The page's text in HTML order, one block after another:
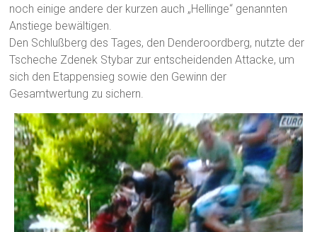
noch einige andere der kurzen auch „Hellinge“ genannten
Anstiege bewältigen.
Den Schlußberg des Tages, den Denderoordberg, nutzte der
Tscheche Zdenek Stybar zur entscheidenden Attacke, um
sich den Etappensieg sowie den Gewinn der
Gesamtwertung zu sichern.